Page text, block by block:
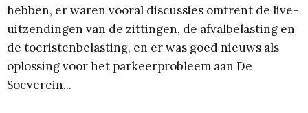
hebben, er waren vooral discussies omtrent de live-
uitzendingen van de zittingen, de afvalbelasting en
de toeristenbelasting, en er was goed nieuws als
oplossing voor het parkeerprobleem aan De
Soeverein...